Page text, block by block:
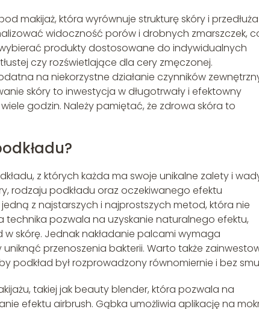
makijaż, która wyrównuje strukturę skóry i przedłuża
widoczność porów i drobnych zmarszczek,
produkty dostosowane do indywidualnych
czy rozświetlające dla cery zmęczonej.
na niekorzystne działanie czynników
skóry to inwestycja w długotrwały i efektowny
godzin. Należy pamiętać, że zdrowa skóra to
z których każda ma swoje unikalne zalety i
rodzaju podkładu oraz oczekiwanego efektu
z najstarszych i najprostszych metod, która nie
pozwala na uzyskanie naturalnego efektu,
skórę. Jednak nakładanie palcami wymaga
przenoszenia bakterii. Warto także
podkład był rozprowadzony równomiernie i bez
takiej jak beauty blender, która pozwala na
efektu airbrush. Gąbka umożliwia aplikację na